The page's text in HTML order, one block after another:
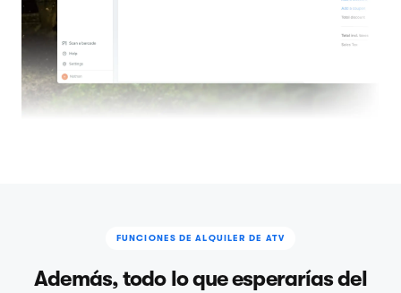
FUNCIONES DE ALQUILER DE ATV
Además, todo lo que esperarías del